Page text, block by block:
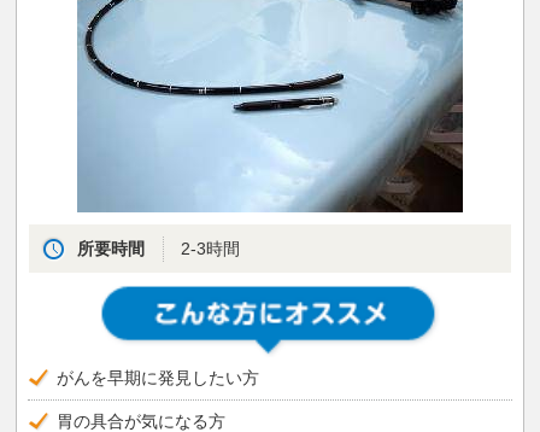
所要時間 2-3時間
がんを早期に発見したい方
胃の具合が気になる方